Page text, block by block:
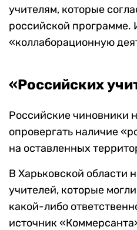
учителям, которые
российской программе.
«коллаборационную
«Российских
Российские чиновники
опровергать наличие
на оставленных
В Харьковской области
учителей, которые
какой-либо
источник